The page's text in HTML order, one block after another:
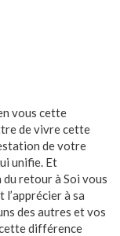
vous cette
de vivre cette
de votre
unifie. Et
du retour à Soi vous
à sa
des autres et vos
différence